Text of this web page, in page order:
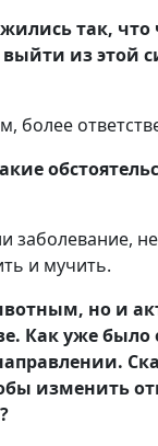
так,
выйти из
более
заболевание,
и мучить.
но и
Как уже было
изменить